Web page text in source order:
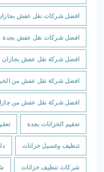
افضل شركات نقل عفش
افضل شركات نقل عفش بجدة
افضل شركة نقل عفش بجازان
افضل شركة نقل عفش من
افضل شركة نقل عفش من
تعقيم الخزانات بجدة
تنظيف وغسيل خزانات
شركات تنظيف خزانات